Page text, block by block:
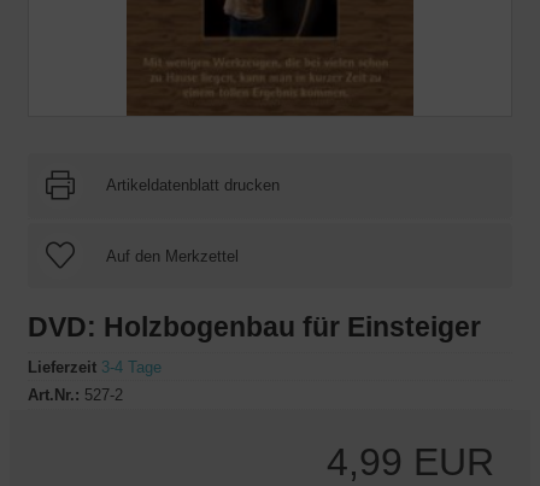
Artikeldatenblatt drucken
DVD: Holzbogenbau für Einsteiger
Lieferzeit 3-4 Tage
Art.Nr.: 527-2
4,99 EUR